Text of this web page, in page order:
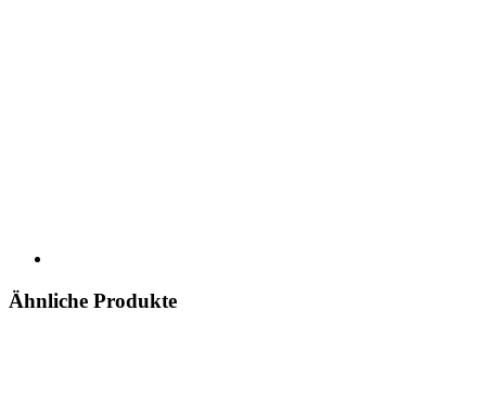
Ähnliche Produkte